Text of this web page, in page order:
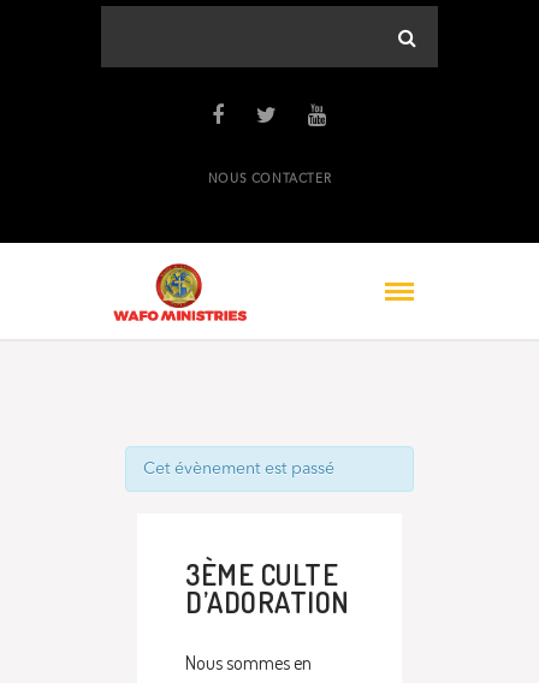
NOUS CONTACTER
Cet évènement est passé
3ÈME CULTE
D’ADORATION
Nous sommes en